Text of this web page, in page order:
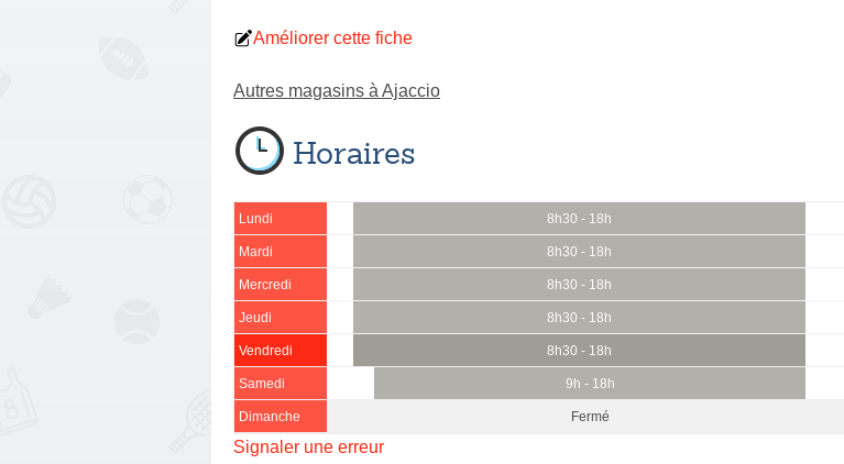
Améliorer cette fiche
Autres magasins à Ajaccio
Horaires
Lundi 8h30 - 18h
Mardi 8h30 - 18h
Mercredi 8h30 - 18h
Jeudi 8h30 - 18h
Vendredi 8h30 - 18h
Samedi 9h - 18h
Dimanche Fermé
Signaler une erreur